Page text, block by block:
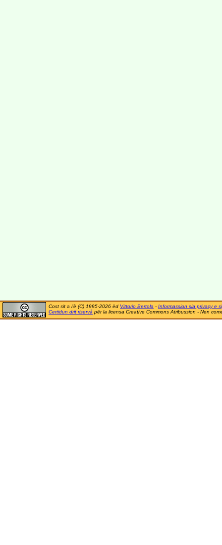
Cost sit a l'è (C) 1995-2026 ëd Vittorio Bertola - Informassion sla privacy e
Certidun drit riservà për la licensa Creative Commons Atribussion - Nen